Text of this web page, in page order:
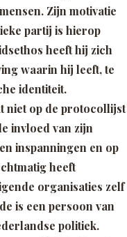
Zijn motivatie
partij is hierop
heeft hij zich
waarin hij leeft, te
identiteit.
niet op de protocollijst
invloed van zijn
inspanningen en op
heeft
organisaties zelf
is een persoon van
politiek.